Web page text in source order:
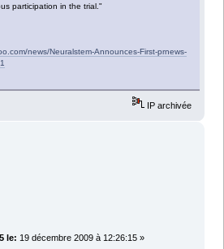
participation in the trial."
news/Neuralstem-Announces-First-prnews-
IP archivée
le: 19 décembre 2009 à 12:26:15 »